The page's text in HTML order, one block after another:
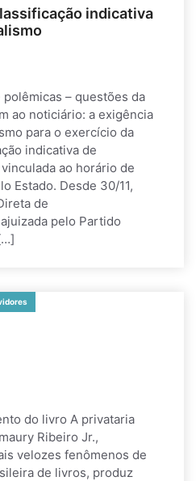
indicativa
– questões da
ao noticiário: a exigência
para o exercício da
indicativa de
ao horário de
Estado. Desde 30/11,
de
pelo Partido
do livro A privataria
Ribeiro Jr.,
velozes fenômenos de
de livros, produz